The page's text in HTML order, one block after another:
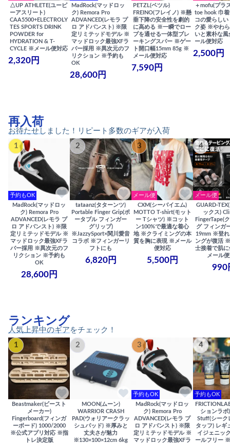
△UP ATHLETE(ユーピ
ーアスリート)
CAA5500+ELECTROLY
TES SPORTS DRINK
POWDER for
HYDRATION & T-
CYCLE ※メール便対応
2,320円
MadRock(マッドロッ
ク) Remora Pro
ADVANCED(レモラ プ
ロ アドバンスト) ※限
定リミテッドモデル ※
マッドロック最強XFラ
バー採用 ※異次元のフ
リクション ※予約も
OK
28,600円
PETZL(ペツル)
FREINO(フレイノ) ※懸
垂下降の安全性を劇的
に高める ※一瞬でロー
プを通せる一体型ブレ
ーキングスパー ※ゲー
ト開口幅15mm 85g ※
メール便対応
7,590円
＋mofu(プラ
toe hook 巾
コの愛らしい
ク姿 ※やわ
いと素朴な
ール便対応
2,500円
お待たせしました！リピート多数のギアが入荷
再入荷
1
予約もOK
MadRock(マッドロッ
ク) Remora Pro
ADVANCED(レモラ プ
ロ アドバンスト) ※限
定リミテッドモデル ※
マッドロック最強XFラ
バー採用 ※異次元のフ
リクション ※予約も
OK
28,600円
2
tataanz(タターンツ)
Portable Finger Grip(ポ
ータブル フィンガー
グリップ)
※JazzySport×関川愛音
コラボ ※フィンガーリ
フトにも
6,820円
3
メール便
CXM(シーバイエム)
MOTTO T-shirt(モット
ー Tシャツ) ※コット
ン100%で最適な着心
地 ※クライミングの本
質を胸に表現 ※メール
便対応
5,500円
4
メール便
GUARD-
ックス)
FingerTape(
グ フィンガ
19mm ※登れ
ングが復活
士接着で肌
メール
990
人気上昇中のギアをチェック！
ランキング
1
Beastmaker(ビースト
メーカー)
Fingerboard(フィンガ
ーボード) 1000/2000
※公式アプリ対応 ※指
トレ決定版
2
MOON(ムーン)
WARRIOR CRASH
PAD(ウォリアークラッ
シュパッド) ※厚みと
丈夫さが魅力
※130×100×12cm 6kg
3
予約もOK
MadRock(マッドロッ
ク) Remora Pro
ADVANCED(レモラ プ
ロ アドバンスト) ※限
定リミテッドモデル ※
マッドロック最強XFラ
4
予約もOK
ションラボ
Stuff(シーク
タッフ) レギ
イジェニッ
ールフリー